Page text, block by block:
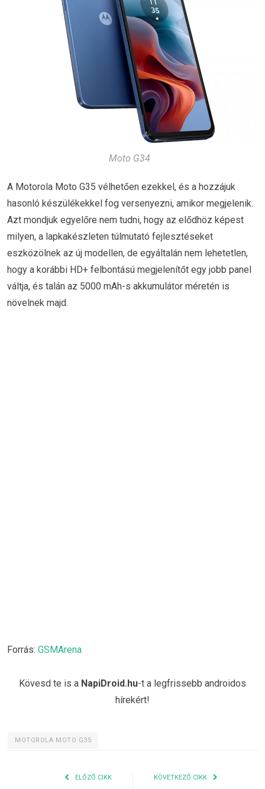
Moto G34
A Motorola Moto G35 vélhetően ezekkel, és a hozzájuk
hasonló készülékekkel fog versenyezni, amikor megjelenik.
Azt mondjuk egyelőre nem tudni, hogy az elődhöz képest
milyen, a lapkakészleten túlmutató fejlesztéseket
eszközölnek az új modellen, de egyáltalán nem lehetetlen,
hogy a korábbi HD+ felbontású megjelenítőt egy jobb panel
váltja, és talán az 5000 mAh-s akkumulátor méretén is
növelnek majd.
Forrás: GSMArena
Kövesd te is a NapiDroid.hu-t a legfrissebb androidos
hírekért!
MOTOROLA MOTO G35
ELŐZŐ CIKK KÖVETKEZŐ CIKK